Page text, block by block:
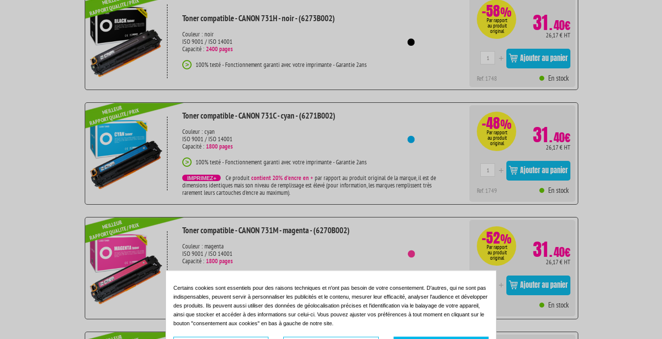
Toner compatible - CANON 731H - noir - (6273B002)
Couleur : noir
ISO 9001 / ISO 14001
Capacité :2400 pages
> 100% testé - Fonctionnement garanti avec votre imprimante - Garantie 2ans
-58%
Par rapport
au produit
original 31.40€
26,17 € HT
Ajouter au panier
Ref. 1748 En stock
Toner compatible - CANON 731C - cyan - (6271B002)
Couleur : cyan
ISO 9001 / ISO 14001
Capacité : 1800 pages
> 100% testé - Fonctionnement garanti avec votre imprimante - Garantie 2ans
IMPRIMEZ+ Ce produitcontient20% d'encre en +par rapport au produit original de la marque, il est de
dimensions identiques mais son niveau de remplissage est élevé (pour information, les marques remplissent très
rarement leurs cartouches d'encre au maximum).
-48%
Par rapport
au produit
original 31.40€
26,17 € HT
Ajouter au panier
Ref. 1749 En stock
Toner compatible - CANON 731M - magenta - (6270B002)
Couleur : magenta
ISO 9001 / ISO 14001
Capacité : 1800 pages
Ce produit contient 20% d'encre en +par rapport au produit original de la marque, il est de
dimensions identiques mais son niveau de remplissage est élevé (pour information, les marques remplissent très
rarement leurs cartouches d'encre au maximum).
-52%
Par rapport
au produit
original 31.40€
26,17 € HT
Ajouter au panier
Ref. 1751 En stock
Certains cookies sont essentiels pour des raisons techniques et n'ont pas besoin de votre consentement. D'autres, qui ne sont pas
indispensables, peuvent servir à personnaliser les publicités et le contenu, mesurer leur efficacité, analyser l'audience et développer
des produits. Ils peuvent aussi utiliser des données de géolocalisation précises et l'identification via le balayage de votre appareil,
ainsi que stocker et accéder à des informations sur celui-ci. Vous pouvez ajuster vos préférences à tout moment en cliquant sur le
bouton "consentement aux cookies" en bas à gauche de notre site.